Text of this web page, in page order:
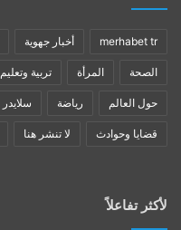
merhabet tr أخبار جهوية
الصحة المرأة تربية وتعليم
حول العالم رياضة سلايدر
قضايا وحوادث لا تنشر هنا
لأكثر تفاعلاً